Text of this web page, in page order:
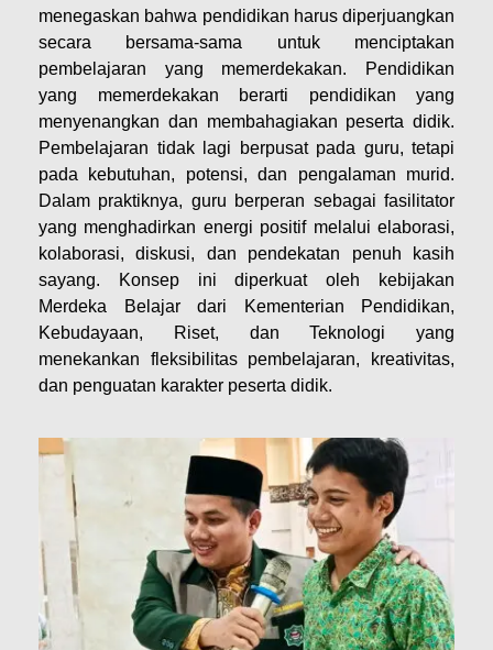
menegaskan bahwa pendidikan harus diperjuangkan
secara bersama-sama untuk menciptakan
pembelajaran yang memerdekakan. Pendidikan
yang memerdekakan berarti pendidikan yang
menyenangkan dan membahagiakan peserta didik.
Pembelajaran tidak lagi berpusat pada guru, tetapi
pada kebutuhan, potensi, dan pengalaman murid.
Dalam praktiknya, guru berperan sebagai fasilitator
yang menghadirkan energi positif melalui elaborasi,
kolaborasi, diskusi, dan pendekatan penuh kasih
sayang. Konsep ini diperkuat oleh kebijakan
Merdeka Belajar dari Kementerian Pendidikan,
Kebudayaan, Riset, dan Teknologi yang
menekankan fleksibilitas pembelajaran, kreativitas,
dan penguatan karakter peserta didik.